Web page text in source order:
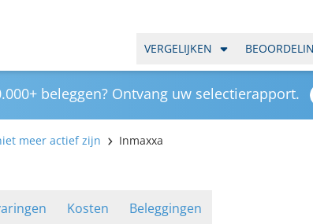
VERGELIJKEN
beleggen? Ontvang uw selectierapport.
meer actief zijn
Inmaxxa
Kosten Beleggingen